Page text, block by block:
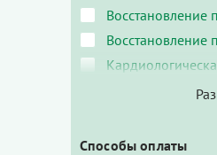
Восстановление
Восстановление
Способы оплаты